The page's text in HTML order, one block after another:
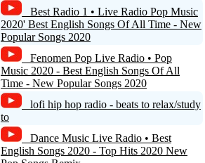
Radio Fusion Italia
Best Radio 1 • Live Radio Pop Music
2020' Best English Songs Of All Time - New
Popular Songs 2020
Fenomen Pop Live Radio • Pop
Music 2020 - Best English Songs Of All
Time - New Popular Songs 2020
lofi hip hop radio - beats to relax/study
to
Dance Music Live Radio • Best
English Songs 2020 - Top Hits 2020 New